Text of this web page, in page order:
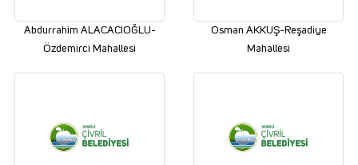
Abdurrahim ALACACIOĞLU-
Özdemirci Mahallesi
Osman AKKUŞ-Reşadiye
Mahallesi